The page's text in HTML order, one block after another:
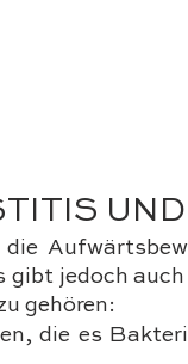
gibt jedoch
gehören:
die es